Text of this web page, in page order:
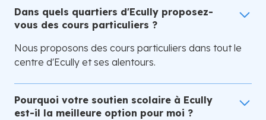
Dans quels quartiers d'Ecully proposez-
vous des cours particuliers ?
Nous proposons des cours particuliers dans tout le
centre d'Ecully et ses alentours.
Pourquoi votre soutien scolaire à Ecully
est-il la meilleure option pour moi ?